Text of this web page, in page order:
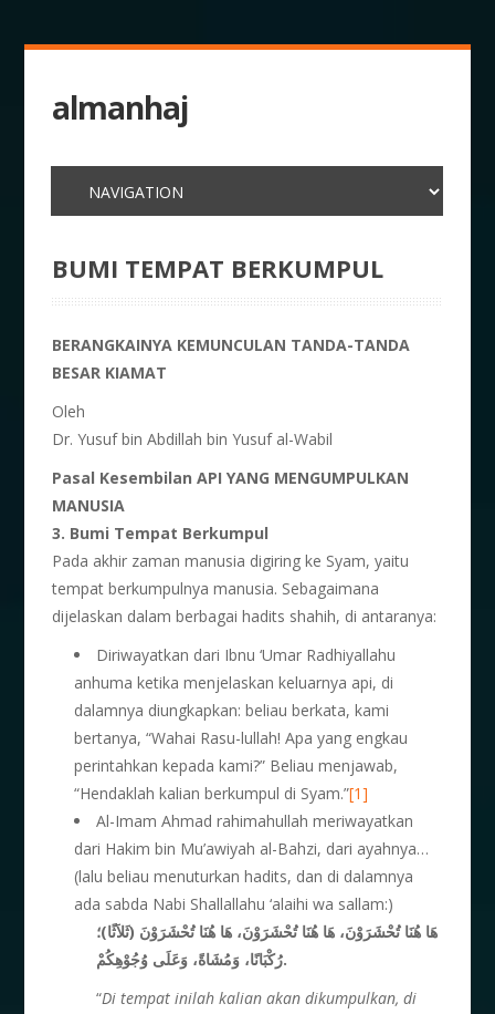
almanhaj
BUMI TEMPAT BERKUMPUL
BERANGKAINYA KEMUNCULAN TANDA-TANDA
BESAR KIAMAT
Oleh
Dr. Yusuf bin Abdillah bin Yusuf al-Wabil
Pasal Kesembilan API YANG MENGUMPULKAN
MANUSIA
3. Bumi Tempat Berkumpul
Pada akhir zaman manusia digiring ke Syam, yaitu
tempat berkumpulnya manusia. Sebagaimana
dijelaskan dalam berbagai hadits shahih, di antaranya:
Diriwayatkan dari Ibnu ‘Umar Radhiyallahu
anhuma ketika menjelaskan keluarnya api, di
dalamnya diungkapkan: beliau berkata, kami
bertanya, “Wahai Rasu-lullah! Apa yang engkau
perintahkan kepada kami?” Beliau menjawab,
“Hendaklah kalian berkumpul di Syam.”[1]
Al-Imam Ahmad rahimahullah meriwayatkan
dari Hakim bin Mu’awiyah al-Bahzi, dari ayahnya…
(lalu beliau menuturkan hadits, dan di dalamnya
ada sabda Nabi Shallallahu ‘alaihi wa sallam:)
هَا هُنَا تُحْشَرَوْنَ، هَا هُنَا تُحْشَرَوْنَ، هَا هُنَا تُحْشَرَوْنَ (ثَلاَثًا)؛
رُكْبَانًا،وَمُشَاةً، وَعَلَى وُجُوْهِكُمْ.
“Di tempat inilah kalian akan dikumpulkan, di